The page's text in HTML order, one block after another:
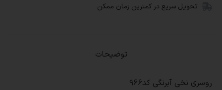
تحویل سریع در کمترین زمان ممکن
توضیحات
روسری نخی آبرنگی کد966